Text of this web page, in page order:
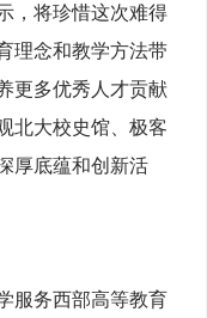
，将珍惜这次难得
理念和教学方法带
更多优秀人才贡献
北大校史馆、极客
厚底蕴和创新活
服务西部高等教育